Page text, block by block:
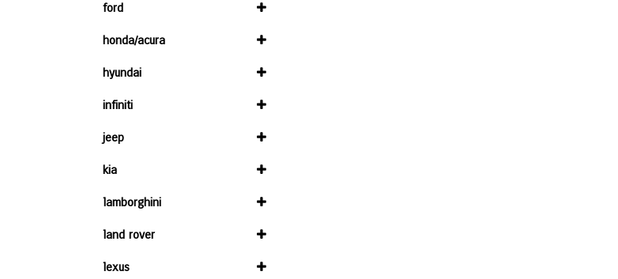
ford
honda/acura
hyundai
infiniti
jeep
kia
lamborghini
land rover
lexus